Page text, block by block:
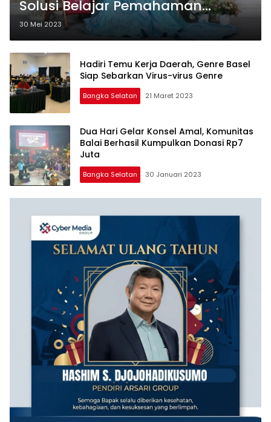
Solusi Belajar Pemahaman
Tentang GenRe Yang Interaktif
dan Inovatif
30 Mei 2023
Hadiri Temu Kerja Daerah, Genre Basel
Siap Sebarkan Virus-virus Genre
Bangka Selatan 21 Maret 2023
Dua Hari Gelar Konsel Amal, Komunitas
Balai Berhasil Kumpulkan Donasi Rp7
Juta
Bangka Selatan 30 Januari 2023